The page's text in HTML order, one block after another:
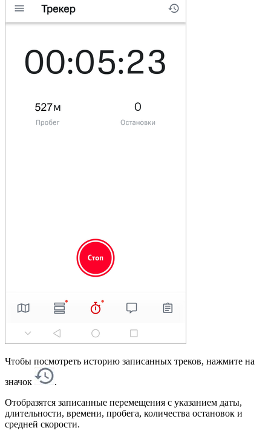
Чтобы посмотреть историю записанных треков, нажмите на
значок
.
Отобразятся записанные перемещения с указанием даты,
длительности, времени, пробега, количества остановок и
средней скорости.